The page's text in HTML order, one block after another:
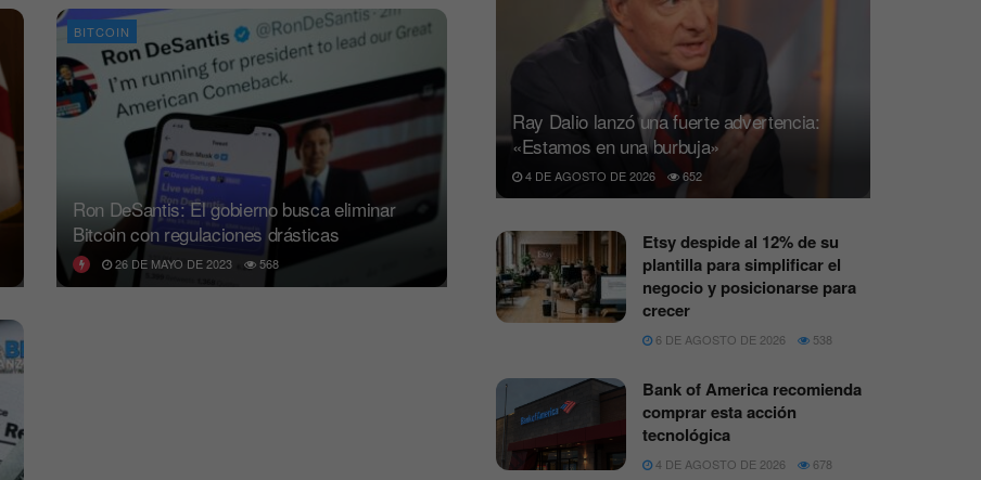
BITCOIN
Ron DeSantis: El gobierno busca eliminar
Bitcoin con regulaciones drásticas
26 DE MAYO DE 2023 568
Ray Dalio lanzó una fuerte advertencia:
«Estamos en una burbuja»
4 DE AGOSTO DE 2026 652
Etsy despide al 12% de su
plantilla para simplificar el
negocio y posicionarse para
crecer
6 DE AGOSTO DE 2026 538
Bank of America recomienda
comprar esta acción
tecnológica
4 DE AGOSTO DE 2026 678